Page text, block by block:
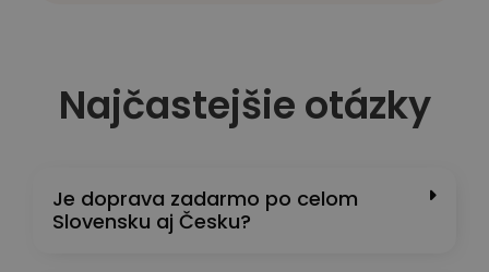
Najčastejšie otázky
Je doprava zadarmo po celom
Slovensku aj Česku?